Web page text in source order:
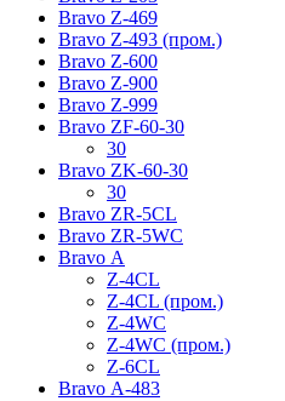
Bravo Z-469
Bravo Z-493 (пром.)
Bravo Z-600
Bravo Z-900
Bravo Z-999
Bravo ZF-60-30
30
Bravo ZK-60-30
30
Bravo ZR-5CL
Bravo ZR-5WC
Bravo А
Z-4CL
Z-4CL (пром.)
Z-4WC
Z-4WC (пром.)
Z-6CL
Bravo А-483